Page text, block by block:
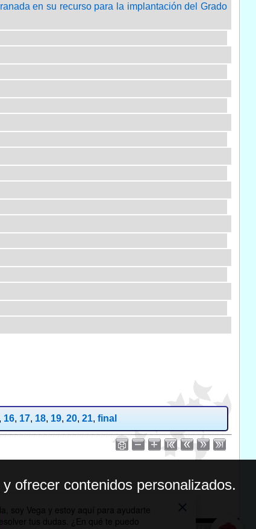
en su recurso para la implantación del Grado
16, 17, 18, 19, 20, 21, final
ofrecer contenidos personalizados.